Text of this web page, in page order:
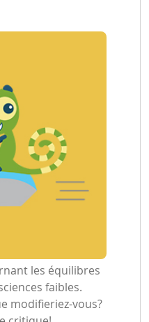
les équilibres
faibles.
modifieriez-vous?